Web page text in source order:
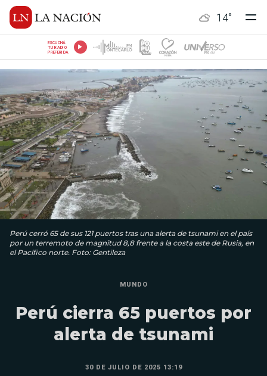
14°
ESCUCHÁ
TU RADIO
PREFERIDA
Perú cerró 65 de sus 121 puertos tras una alerta de tsunami en el país
por un terremoto de magnitud 8,8 frente a la costa este de Rusia, en
el Pacífico norte. Foto: Gentileza
MUNDO
Perú cierra 65 puertos por
alerta de tsunami
30 DE JULIO DE 2025 13:19